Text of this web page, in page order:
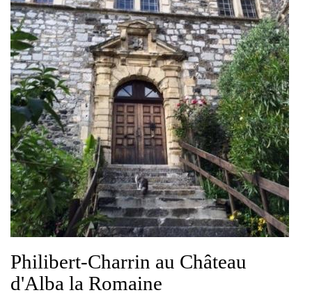
Philibert-Charrin au Château
d'Alba la Romaine